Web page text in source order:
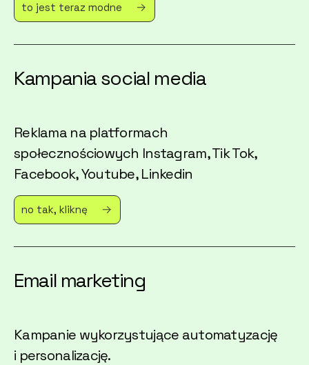
to jest teraz modne
Kampania social media
Reklama na platformach
społecznościowych Instagram, Tik Tok,
Facebook, Youtube, Linkedin
no tak, kliknę
Email marketing
Kampanie wykorzystujące automatyzację
i personalizację.